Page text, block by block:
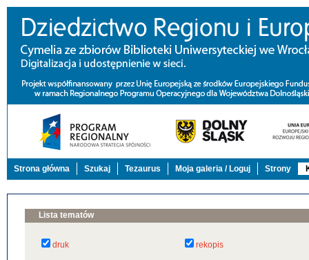
Strona główna Szukaj Tezaurus Moja galeria / Loguj Strony
Lista tematów
druk rekopis